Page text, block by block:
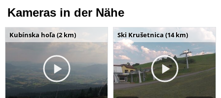
Kameras in der Nähe
Kubínska hoľa (2 km) Ski Krušetnica (14 km)